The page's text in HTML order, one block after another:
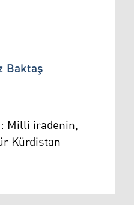
Baktaş
Milli iradenin,
Kürdistan